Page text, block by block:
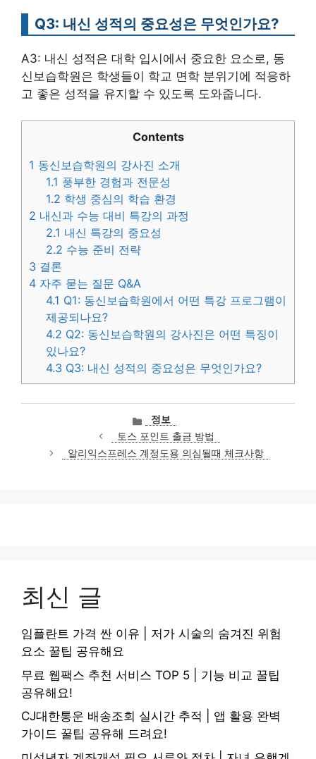
Q3: 내신 성적의 중요성은 무엇인가요?
A3: 내신 성적은 대학 입시에서 중요한 요소로, 동
신보습학원은 학생들이 학교 면학 분위기에 적응하
고 좋은 성적을 유지할 수 있도록 도와줍니다.
Contents
1 동신보습학원의 강사진 소개
1.1 풍부한 경험과 전문성
1.2 학생 중심의 학습 환경
2 내신과 수능 대비 특강의 과정
2.1 내신 특강의 중요성
2.2 수능 준비 전략
3 결론
4 자주 묻는 질문 Q&A
4.1 Q1: 동신보습학원에서 어떤 특강 프로그램이
제공되나요?
4.2 Q2: 동신보습학원의 강사진은 어떤 특징이
있나요?
4.3 Q3: 내신 성적의 중요성은 무엇인가요?
카
테
고
리
정보
토스 포인트 출금 방법
알리익스프레스 계정도용 의심될때 체크사항
최신 글
임플란트 가격 싼 이유 | 저가 시술의 숨겨진 위험
요소 꿀팁 공유해요
무료 웹팩스 추천 서비스 TOP 5 | 기능 비교 꿀팁
공유해요!
CJ대한통운 배송조회 실시간 추적 | 앱 활용 완벽
가이드 꿀팁 공유해 드려요!